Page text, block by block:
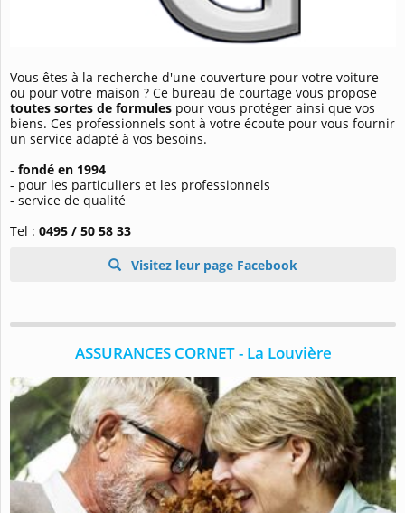
Vous êtes à la recherche d'une couverture pour votre voiture
ou pour votre maison ? Ce bureau de courtage vous propose
toutes sortes de formules pour vous protéger ainsi que vos
biens. Ces professionnels sont à votre écoute pour vous fournir
un service adapté à vos besoins.
- fondé en 1994
- pour les particuliers et les professionnels
- service de qualité
Tel : 0495 / 50 58 33
Visitez leur page Facebook
ASSURANCES CORNET - La Louvière